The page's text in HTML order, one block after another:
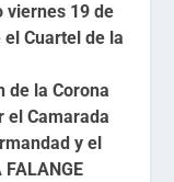
viernes 19 de
Cuartel de la
de la Corona
el Camarada
y el